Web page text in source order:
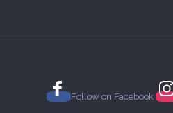
Follow on Facebook